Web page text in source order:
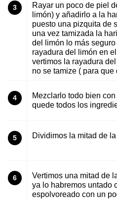
3
Rayar un poco de piel
limón) y añadirlo a la
puesto una pizquita de
una vez tamizada la
del limón lo más
rayadura del limón en
vertimos la rayadura
no se tamize ( para
4
Mezclarlo todo bien
quede todos los
5 Dividimos la mitad de
6
Vertimos una mitad de
ya lo habremos untado
espolvoreado con un